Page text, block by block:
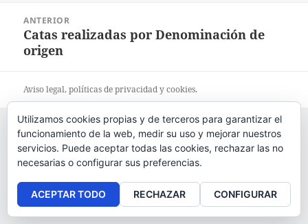
entradas
ANTERIOR
Entrada
anterior:
Catas realizadas por Denominación de
origen
Aviso legal, políticas deprivacidadycookies.
Utilizamos cookies propias y de terceros para garantizar el
funcionamiento de la web, medir su uso y mejorar nuestros
servicios. Puede aceptar todas las cookies, rechazar las no
necesarias o configurar sus preferencias.
ACEPTAR TODO RECHAZAR CONFIGURAR